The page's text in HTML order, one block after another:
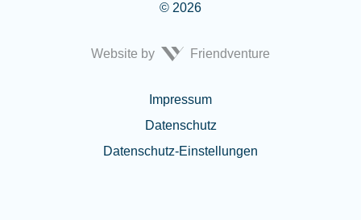
© 2026
Website by Friendventure
Impressum
Datenschutz
Datenschutz-Einstellungen